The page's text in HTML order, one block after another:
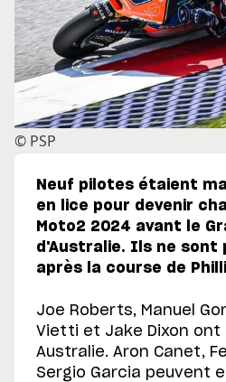
© PSP
Neuf pilotes étaient
en lice pour devenir
Moto2 2024 avant le
d'Australie. Ils ne sont
après la course de
Joe Roberts, Manuel
Vietti et Jake Dixon ont
Australie. Aron Canet,
Sergio Garcia peuvent